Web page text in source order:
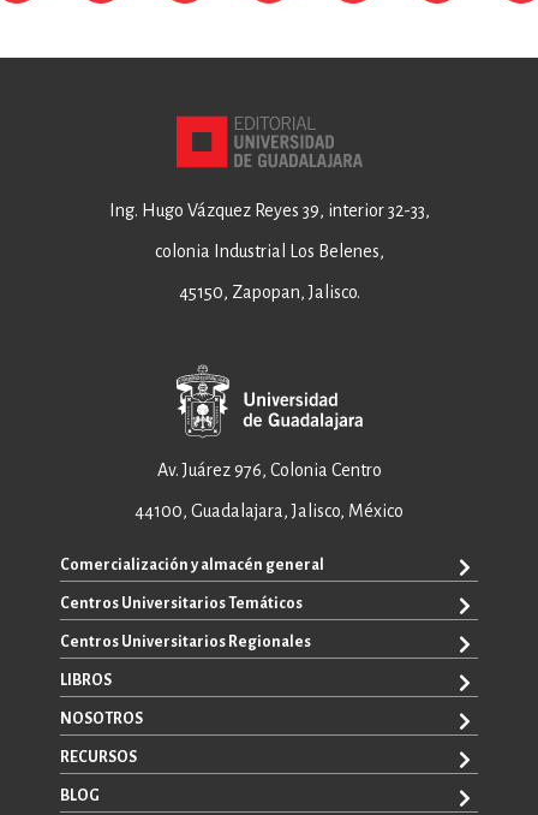
Ing. Hugo Vázquez Reyes 39, interior 32-33,
colonia Industrial Los Belenes,
45150, Zapopan, Jalisco.
Av. Juárez 976, Colonia Centro
44100, Guadalajara, Jalisco, México
Comercialización y almacén general
+52 33 3640 6326
+52 33 3640 4595
ventas@editorial.udg.mx
WhatsApp: +52 33 1433 6869
Centros Universitarios Temáticos
CUAAD
CUCEA
CUCBA
CUCEI
CUCSH
Centros Universitarios Regionales
CUALTOS
CUCHAPALA
CUCOSTA
CUCSUR
LIBROS
TODOS LOS LIBROS
E-BOOKS
CATÁLOGOS
NOSOTROS
SOBRE NOSOTROS
CONTACTO
RECURSOS
PROMOCIONALES
BLOG